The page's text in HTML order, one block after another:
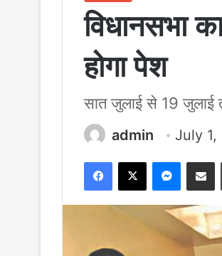
विधानसभा
होगा पेश
सात जुलाई से 19 जुलाई
admin July
Facebook
X